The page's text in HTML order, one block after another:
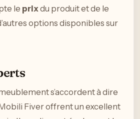
le prixdu produit et de le
options disponibles sur
s’accordent à dire
Fiver offrent un excellent